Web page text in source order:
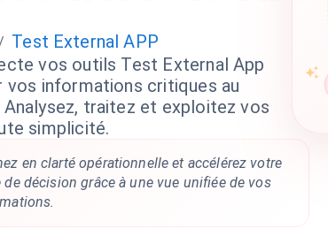
Test External APP
vos outils Test External App
vos informations critiques au
traitez et exploitez vos
simplicité.
en clarté opérationnelle et accélérez votre
de décision grâce à une vue unifiée de vos